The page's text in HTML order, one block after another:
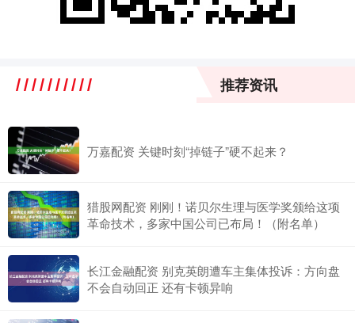
推荐资讯
万嘉配资 关键时刻“掉链子”硬不起来？
猎股网配资 刚刚！诺贝尔生理与医学奖颁给这项
革命技术，多家中国公司已布局！（附名单）
长江金融配资 别克英朗遭车主集体投诉：方向盘
不会自动回正 还有卡顿异响